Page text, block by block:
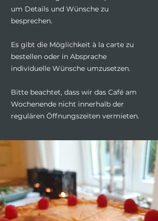
um Details und Wünsche zu
besprechen.
Es gibt die Möglichkeit à la carte zu
bestellen oder in Absprache
individuelle Wünsche umzusetzen.
Bitte beachtet, dass wir das Café am
Wochenende nicht innerhalb der
regulären Öffnungszeiten vermieten.